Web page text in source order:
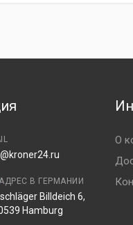
АДРЕС В ГЕРМАНИИ
Billdeich 6,
Hamburg
О